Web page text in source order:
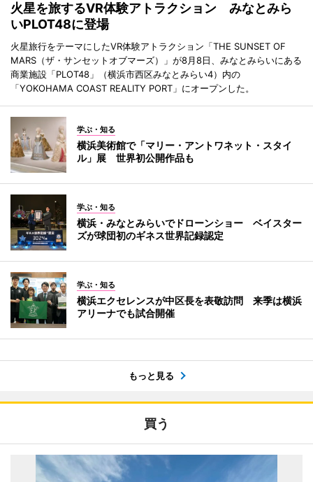
火星を旅するVR体験アトラクション みなとみら
いPLOT48に登場
火星旅行をテーマにしたVR体験アトラクション「THE SUNSET OF
MARS（ザ・サンセットオブマーズ）」が8月8日、みなとみらいにある
商業施設「PLOT48」（横浜市西区みなとみらい4）内の
「YOKOHAMA COAST REALITY PORT」にオープンした。
学ぶ・知る
横浜美術館で「マリー・アントワネット・スタイ
ル」展 世界初公開作品も
学ぶ・知る
横浜・みなとみらいでドローンショー ベイスター
ズが球団初のギネス世界記録認定
学ぶ・知る
横浜エクセレンスが中区長を表敬訪問 来季は横浜
アリーナでも試合開催
もっと見る
買う